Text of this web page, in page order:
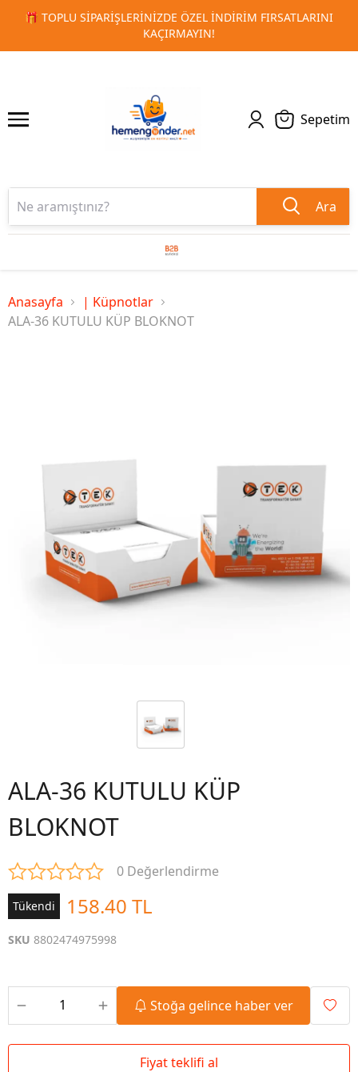
🚀 KURUMSAL PROMOSYON VE MATBAA
1 2
Sepetim
Ara
Anasayfa
| Küpnotlar
ALA-36 KUTULU KÜP BLOKNOT
ALA-36 KUTULU KÜP
BLOKNOT
0 Değerlendirme
Tükendi 158.40 TL
SKU 8802474975998
Stoğa gelince haber ver
Fiyat teklifi al